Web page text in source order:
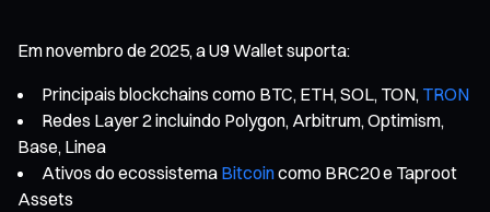
Em novembro de 2025, a U9 Wallet suporta:
Principais blockchains como BTC, ETH, SOL, TON, TRON
Redes Layer 2 incluindo Polygon, Arbitrum, Optimism,
Base, Linea
Ativos do ecossistema Bitcoincomo BRC20 e Taproot
Assets